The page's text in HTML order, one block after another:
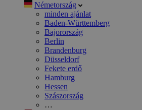
Németország
minden ajánlat
Baden-Württemberg
Bajorország
Berlin
Brandenburg
Düsseldorf
Fekete erdő
Hamburg
Hessen
Szászország
…